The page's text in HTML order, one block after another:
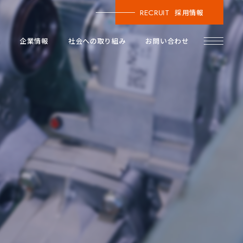
企業情報 社会への取り組み お問い合わせ
RECRUIT 採用情報